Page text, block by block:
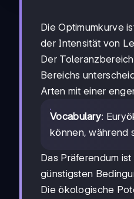
Die Optimumkurve
der Intensität von
Der
Bereichs
Arten mit einer
Vocabulary:
können, während
Das Präferendum
günstigsten
Die ökologische